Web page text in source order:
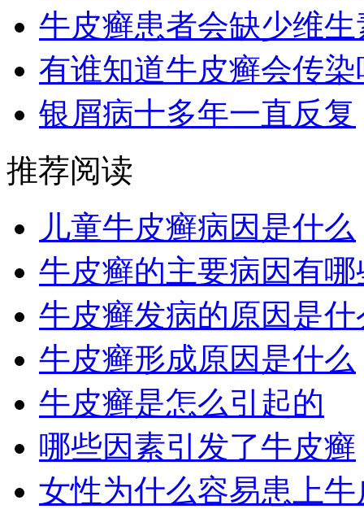
牛皮癣患者会缺少维生
有谁知道牛皮癣会传染
银屑病十多年一直反复
推荐阅读
儿童牛皮癣病因是什么
牛皮癣的主要病因有哪
牛皮癣发病的原因是什
牛皮癣形成原因是什么
牛皮癣是怎么引起的
哪些因素引发了牛皮癣
女性为什么容易患上牛